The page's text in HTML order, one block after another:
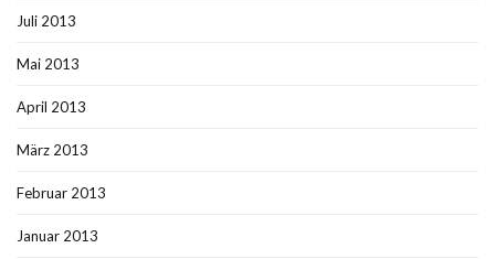
Juli 2013
Mai 2013
April 2013
März 2013
Februar 2013
Januar 2013